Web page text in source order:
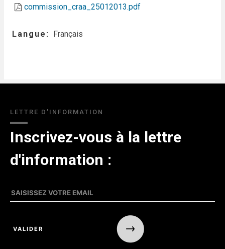
commission_craa_25012013.pdf
Langue Français
LETTRE D'INFORMATION
Inscrivez-vous à la lettre
d'information :